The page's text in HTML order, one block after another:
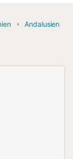
Andalusien